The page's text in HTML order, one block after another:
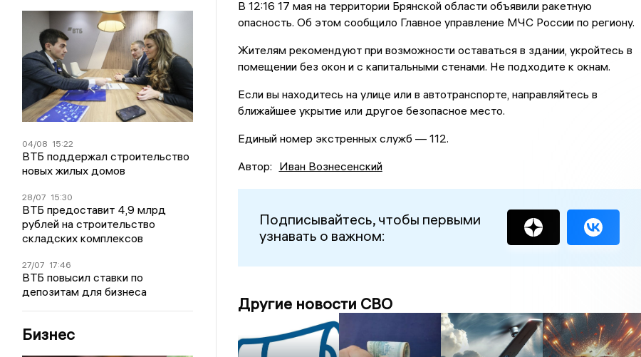
04/08 15:22
ВТБ поддержал строительство
новых жилых домов
28/07 15:30
ВТБ предоставит 4,9 млрд
рублей на строительство
складских комплексов
27/07 17:46
ВТБ повысил ставки по
депозитам для бизнеса
Бизнес
В 12:16 17 мая на территории Брянской области объявили ракетную
опасность. Об этом сообщило Главное управление МЧС России по региону.
Жителям рекомендуют при возможности оставаться в здании, укройтесь в
помещении без окон и с капитальными стенами. Не подходите к окнам.
Если вы находитесь на улице или в автотранспорте, направляйтесь в
ближайшее укрытие или другое безопасное место.
Единый номер экстренных служб — 112.
Автор: Иван Вознесенский
Подписывайтесь, чтобы первыми
узнавать о важном:
Другие новости СВО